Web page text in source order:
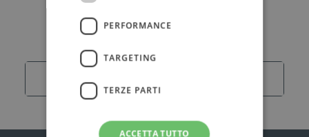
Librerie
PERFORMANCE
TARGETING
TERZE PARTI
ACCETTA TUTTO